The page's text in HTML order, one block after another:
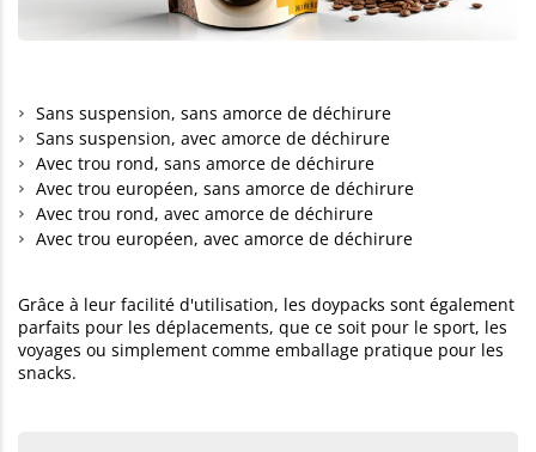
Sans suspension, sans amorce de déchirure
Sans suspension, avec amorce de déchirure
Avec trou rond, sans amorce de déchirure
Avec trou européen, sans amorce de déchirure
Avec trou rond, avec amorce de déchirure
Avec trou européen, avec amorce de déchirure
Grâce à leur facilité d'utilisation, les doypacks sont également
parfaits pour les déplacements, que ce soit pour le sport, les
voyages ou simplement comme emballage pratique pour les
snacks.